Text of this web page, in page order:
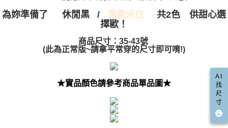
任。
４．使用「AFTEE先享後付」時，將依據個別帳號之用戶狀況，依本公司即
５．嚴禁一人註冊多個帳號或使用他人資訊註冊。若發現惡意使用之情形，
每筆NT$100，滿NT$999(含以上)免運費
國家/地區配送(非順豐配送，勿填寫順豐智能櫃地址)
國家/地區配送(限中國大陸地區)
為妳準備了 休閒黑 / 溫柔米白
共2色 供甜心選
擇歐！
商品尺寸：35-43號
(此為正常版~請拿平常穿的尺寸即可唷!)
★實品顏色請參考商品單品圖★
AI
找
尺
寸